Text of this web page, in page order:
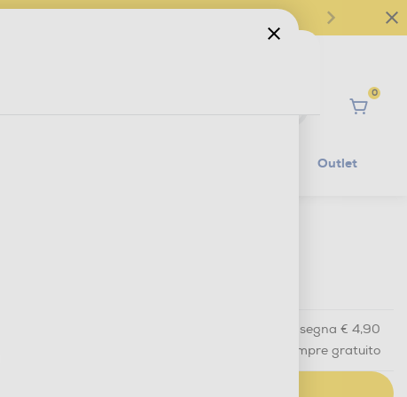
0
Outlet
con consegna € 4,90
in 30 minuti e sempre gratuito